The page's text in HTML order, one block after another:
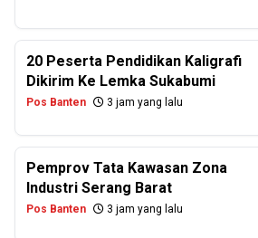
20 Peserta Pendidikan Kaligrafi
Dikirim Ke Lemka Sukabumi
Pos Banten 3 jam yang lalu
Pemprov Tata Kawasan Zona
Industri Serang Barat
Pos Banten 3 jam yang lalu